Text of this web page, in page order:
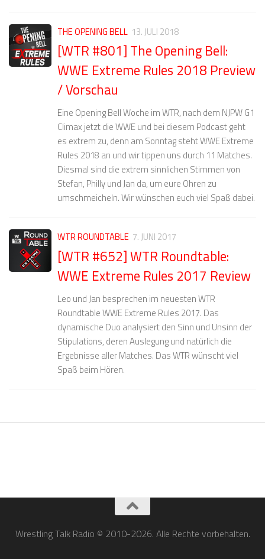
THE OPENING BELL 13. JULI 2018
[WTR #801] The Opening Bell:
WWE Extreme Rules 2018 Preview
/ Vorschau
Eine Opening Bell Woche im WTR, nach dem NJPW G1
Climax jetzt die WWE und bei diesem Podcast geht
es extrem zu, denn am Sonntag steht WWE Extreme
Rules 2018 an und wir tippen uns durch 11 Matches.
Diesmal sind die extrem sinnlichen Stimmen von
Stefan, Philly und Jan da, um eure Ohren zu
umschmeicheln. Wir wünschen euch viel Spaß dabei.
WTR ROUNDTABLE 7. JUNI 2017
[WTR #652] WTR Roundtable:
WWE Extreme Rules 2017 Review
Leo und Jan besprechen im neuesten WTR
Roundtable WWE Extreme Rules 2017. Das
dynamische Duo analysiert den Sinn und Unsinn der
Stipulations, deren Auslegung und natürlich die
Ergebnisse aller Matches. Das WTR wünscht viel
Spaß beim Hören.
Wrestling Talk Radio © 2010-2026. Alle Rechte vorbehalten.